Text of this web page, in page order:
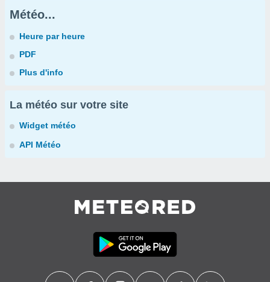
Météo...
Heure par heure
PDF
Plus d'info
La météo sur votre site
Widget météo
API Météo